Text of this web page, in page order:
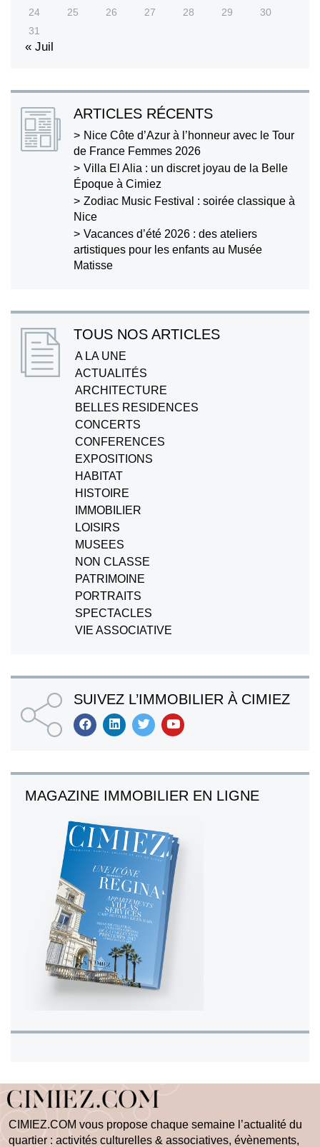
24
25 26 27 28 29
30
31
« Juil
ARTICLES RÉCENTS
Nice Côte d’Azur à l’honneur avec le Tour
de France Femmes 2026
Villa El Alia : un discret joyau de la Belle
Époque à Cimiez
Zodiac Music Festival : soirée classique à
Nice
Vacances d’été 2026 : des ateliers
artistiques pour les enfants au Musée
Matisse
TOUS NOS ARTICLES
A LA UNE
ACTUALITÉS
ARCHITECTURE
BELLES RESIDENCES
CONCERTS
CONFERENCES
EXPOSITIONS
HABITAT
HISTOIRE
IMMOBILIER
LOISIRS
MUSEES
NON CLASSE
PATRIMOINE
PORTRAITS
SPECTACLES
VIE ASSOCIATIVE
SUIVEZ L’IMMOBILIER À CIMIEZ
MAGAZINE IMMOBILIER EN LIGNE
CIMIEZ.COM vous propose chaque semaine l’actualité du
quartier : activités culturelles & associatives, évènements,